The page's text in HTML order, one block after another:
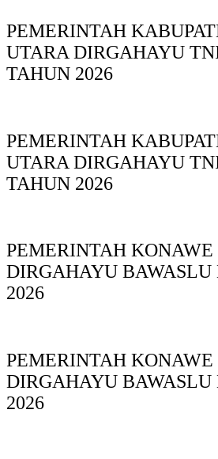
PEMERINTAH
UTARA DIRGAHAYU
TAHUN 2026
PEMERINTAH
UTARA DIRGAHAYU
TAHUN 2026
PEMERINTAH
DIRGAHAYU BAWASLU
2026
PEMERINTAH KONAWE
DIRGAHAYU BAWASLU
2026